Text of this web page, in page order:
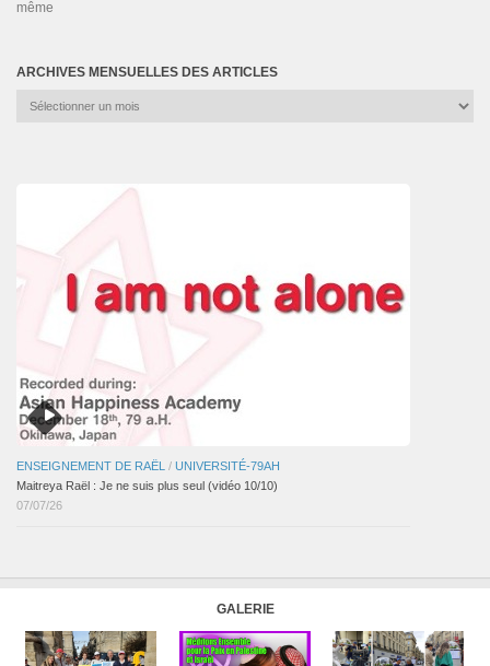
même
ARCHIVES MENSUELLES DES ARTICLES
Archives
ENSEIGNEMENT DE RAËL / UNIVERSITÉ-79AH
Maitreya Raël : Je ne suis plus seul (vidéo 10/10)
07/07/26
GALERIE